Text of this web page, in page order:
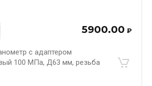
5900.00 ₽
с адаптером
100 МПа, Д63 мм, резьба